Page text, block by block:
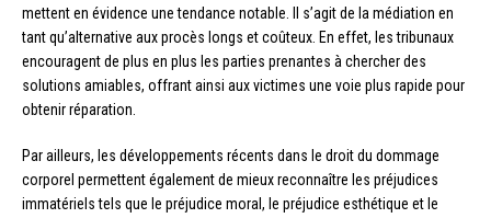
mettent en évidence une tendance notable. Il s’agit de la médiation en
tant qu’alternative aux procès longs et coûteux. En effet, les tribunaux
encouragent de plus en plus les parties prenantes à chercher des
solutions amiables, offrant ainsi aux victimes une voie plus rapide pour
obtenir réparation.
Par ailleurs, les développements récents dans le droit du dommage
corporel permettent également de mieux reconnaître les préjudices
immatériels tels que le préjudice moral, le préjudice esthétique et le